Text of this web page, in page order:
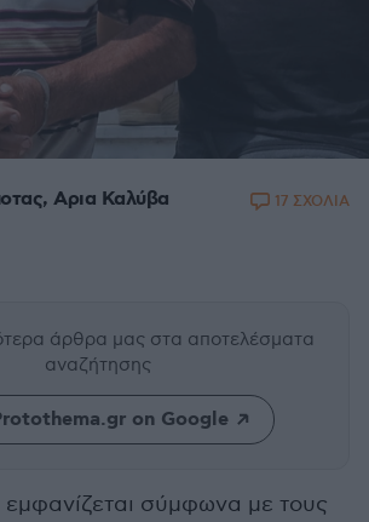
Aρια Καλύβα 17 ΣΧΟΛΙΑ
άρθρα μας στα αποτελέσματα
αναζήτησης
on Google
σύμφωνα με τους